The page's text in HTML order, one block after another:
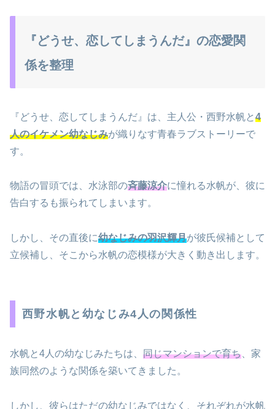
『どうせ、恋してしまうんだ』の恋愛関
係を整理
『どうせ、恋してしまうんだ』は、主人公・西野水帆と4
人のイケメン幼なじみが織りなす青春ラブストーリーで
す。
物語の冒頭では、水泳部の斉藤涼介に憧れる水帆が、彼に
告白するも振られてしまいます。
しかし、その直後に幼なじみの羽沢輝月が彼氏候補として
立候補し、そこから水帆の恋模様が大きく動き出します。
西野水帆と幼なじみ4人の関係性
水帆と4人の幼なじみたちは、 同じマンションで育ち 、家
族同然のような関係を築いてきました。
しかし、彼らはただの幼なじみではなく、それぞれが水帆